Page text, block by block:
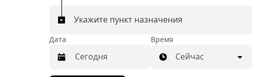
Укажите пункт назначения
Дата Время
Сейчас